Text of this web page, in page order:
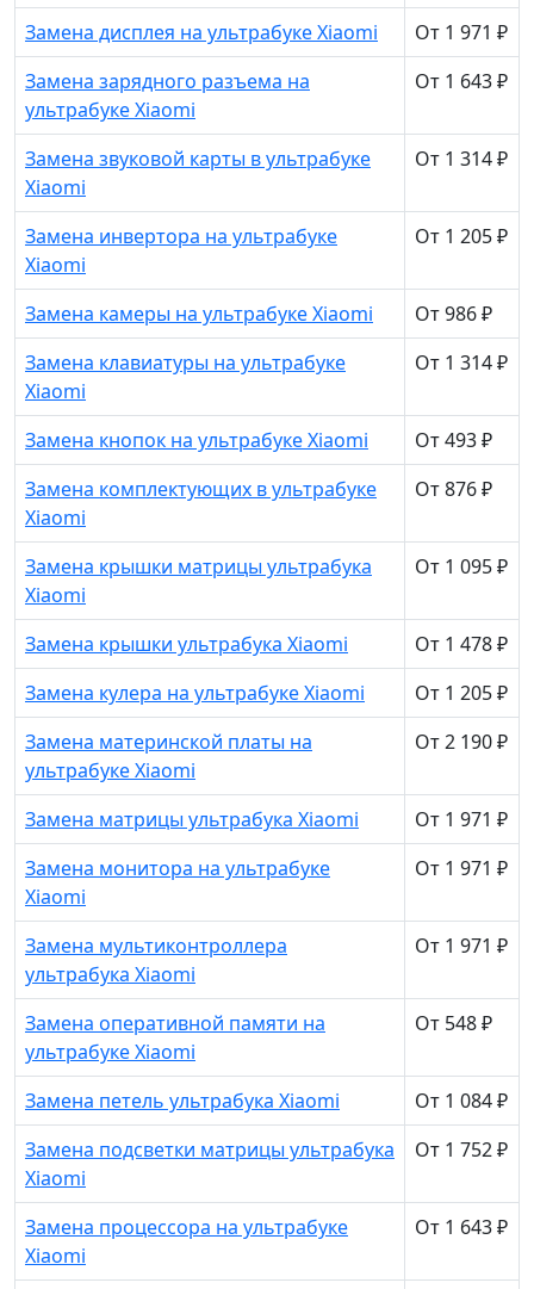
Замена дисплея на ультрабуке Xiaomi
От 1 971 ₽
Замена зарядного разъема на
ультрабуке Xiaomi
От 1 643 ₽
Замена звуковой карты в ультрабуке
Xiaomi
От 1 314 ₽
Замена инвертора на ультрабуке
Xiaomi
От 1 205 ₽
Замена камеры на ультрабуке Xiaomi
От 986 ₽
Замена клавиатуры на ультрабуке
Xiaomi
От 1 314 ₽
Замена кнопок на ультрабуке Xiaomi
От 493 ₽
Замена комплектующих в ультрабуке
Xiaomi
От 876 ₽
Замена крышки матрицы ультрабука
Xiaomi
От 1 095 ₽
Замена крышки ультрабука Xiaomi
От 1 478 ₽
Замена кулера на ультрабуке Xiaomi
От 1 205 ₽
Замена материнской платы на
ультрабуке Xiaomi
От 2 190 ₽
Замена матрицы ультрабука Xiaomi
От 1 971 ₽
Замена монитора на ультрабуке
Xiaomi
От 1 971 ₽
Замена мультиконтроллера
ультрабука Xiaomi
От 1 971 ₽
Замена оперативной памяти на
ультрабуке Xiaomi
От 548 ₽
Замена петель ультрабука Xiaomi
От 1 084 ₽
Замена подсветки матрицы ультрабука
Xiaomi
От 1 752 ₽
Замена процессора на ультрабуке
Xiaomi
От 1 643 ₽